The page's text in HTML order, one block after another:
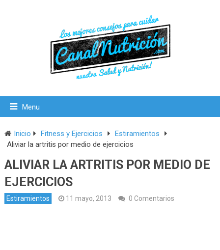
Menu
Inicio Fitness y Ejercicios
Estiramientos
Aliviar la artritis por medio de ejercicios
ALIVIAR LA ARTRITIS POR MEDIO DE
EJERCICIOS
Estiramientos 11 mayo, 2013 0 Comentarios